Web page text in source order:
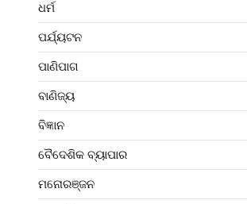
ଧର୍ମ
ପର୍ଯ୍ୟଟନ
ପାଣିପାଗ
ବାଣିଜ୍ୟ
ବିଜ୍ଞାନ
ବୈଦେଶିକ ବ୍ୟାପାର
ମନୋରଞ୍ଜନ